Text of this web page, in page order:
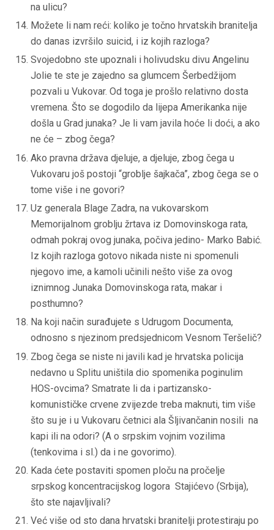
na ulicu?
Možete li nam reći: koliko je točno hrvatskih branitelja
do danas izvršilo suicid, i iz kojih razloga?
Svojedobno ste upoznali i holivudsku divu Angelinu
Jolie te ste je zajedno sa glumcem Šerbedžijom
pozvali u Vukovar. Od toga je prošlo relativno dosta
vremena. Što se dogodilo da lijepa Amerikanka nije
došla u Grad junaka? Je li vam javila hoće li doći, a ako
ne će – zbog čega?
Ako pravna država djeluje, a djeluje, zbog čega u
Vukovaru još postoji “groblje šajkača”, zbog čega se o
tome više i ne govori?
Uz generala Blage Zadra, na vukovarskom
Memorijalnom groblju žrtava iz Domovinskoga rata,
odmah pokraj ovog junaka, počiva jedino- Marko Babić.
Iz kojih razloga gotovo nikada niste ni spomenuli
njegovo ime, a kamoli učinili nešto više za ovog
iznimnog Junaka Domovinskoga rata, makar i
posthumno?
Na koji način surađujete s Udrugom Documenta,
odnosno s njezinom predsjednicom Vesnom Teršelič?
Zbog čega se niste ni javili kad je hrvatska policija
nedavno u Splitu uništila dio spomenika poginulim
HOS-ovcima? Smatrate li da i partizansko-
komunističke crvene zvijezde treba maknuti, tim više
što su je i u Vukovaru četnici ala Šljivančanin nosili na
kapi ili na odori? (A o srpskim vojnim vozilima
(tenkovima i sl.) da i ne govorimo).
Kada ćete postaviti spomen ploču na pročelje
srpskog koncentracijskog logora Stajićevo (Srbija),
što ste najavljivali?
Već više od sto dana hrvatski branitelji protestiraju po